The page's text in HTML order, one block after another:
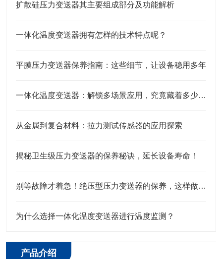
扩散硅压力变送器其主要组成部分及功能解析
一体化温度变送器拥有怎样的技术特点呢？
平膜压力变送器保养指南：这些细节，让设备稳用多年
一体化温度变送器：解锁多场景应用，究竟藏着多少“隐形力量”？
从金属到复合材料：拉力测试传感器的应用探索
揭秘卫生级压力变送器的保养秘诀，延长设备寿命！
别等故障才着急！绝压型压力变送器的保养，这样做才靠谱
为什么选择一体化温度变送器进行温度监测？
产品介绍